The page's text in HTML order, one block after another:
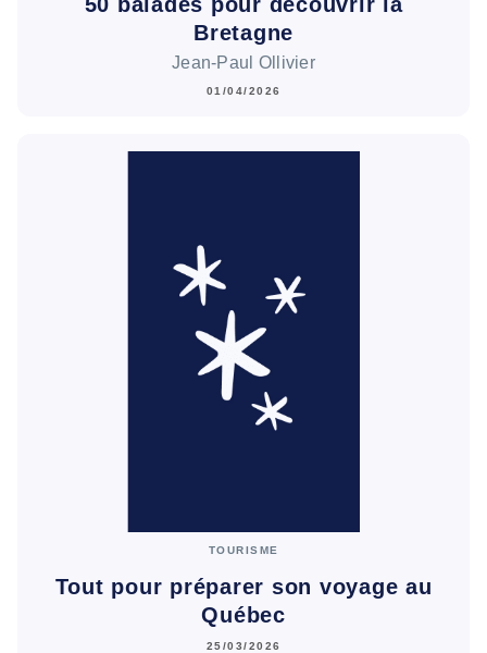
Bretagne
Jean-Paul Ollivier
01/04/2026
TOURISME
Tout pour préparer son voyage au
Québec
25/03/2026